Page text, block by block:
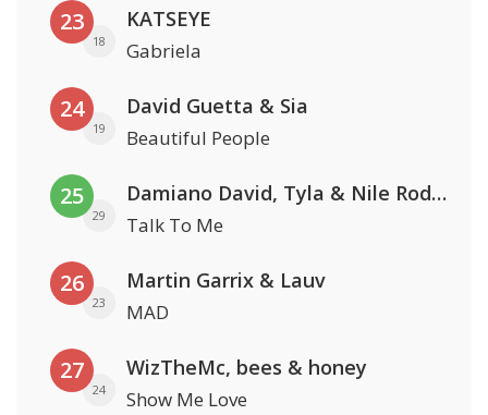
23
18
KATSEYE
Gabriela
24
19
David Guetta & Sia
Beautiful People
25
29
Damiano David, Tyla & Nile Rodgers
Talk To Me
26
23
Martin Garrix & Lauv
MAD
27
24
WizTheMc, bees & honey
Show Me Love